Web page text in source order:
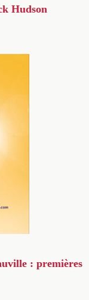
Hudson
: premières